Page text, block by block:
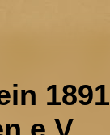
1891